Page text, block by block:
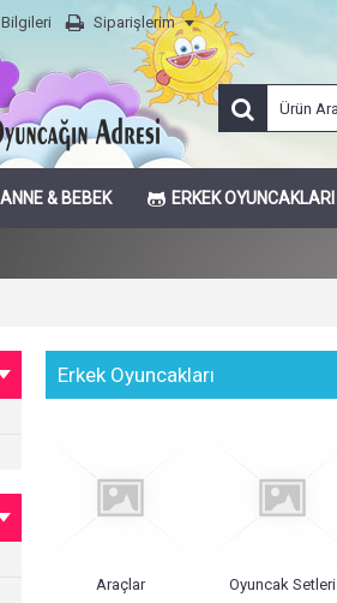
Siparişlerim
ANNE & BEBEK ERKEK OYUNCAKLARI
Erkek Oyuncakları
Araçlar Oyuncak Setleri